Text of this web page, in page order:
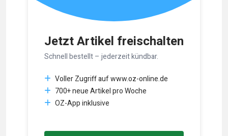
Jetzt Artikel freischalten
Schnell bestellt – jederzeit kündbar.
Voller Zugriff auf www.oz-online.de
700+ neue Artikel pro Woche
OZ-App inklusive